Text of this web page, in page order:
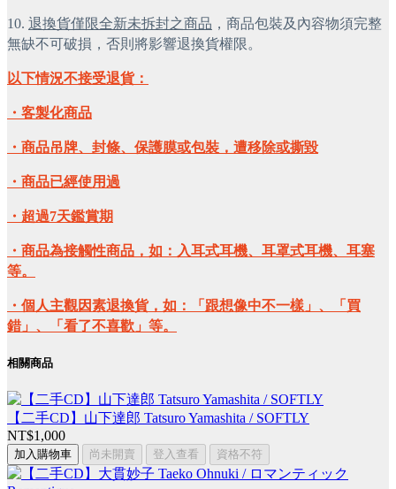
10. 退換貨僅限全新未拆封之商品 ，商品包裝及內容物須完整
無缺不可破損，否則將影響退換貨權限。
以下情況不接受退貨：
・客製化商品
・商品吊牌、封條、保護膜或包裝，遭移除或撕毀
・商品已經使用過
・超過7天鑑賞期
・商品為接觸性商品，如：入耳式耳機、耳罩式耳機、耳塞
等。
・個人主觀因素退換貨，如：「跟想像中不一樣」、「買
錯」、「看了不喜歡」等。
相關商品
【二手CD】山下達郎 Tatsuro Yamashita / SOFTLY
NT$1,000
加入購物車 尚未開賣 登入查看 資格不符